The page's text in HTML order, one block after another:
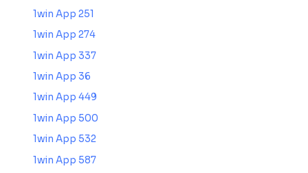
1win App 251
1win App 274
1win App 337
1win App 36
1win App 449
1win App 500
1win App 532
1win App 587